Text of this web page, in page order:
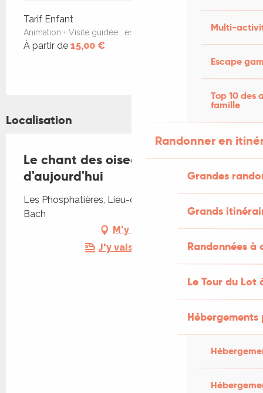
Multi-
Escape
Top 10 des
famille
Randonner en
Grandes
Grands
Randonnées
Le Tour du Lot
Tarif Enfant
Animation + Visite guidée : enfants de 8-14 ans
À partir de 15,00 €
Localisation
Le chant des oiseaux d'hier et
d'aujourd'hui
Les Phosphatières, Lieu-dit Cloup d'Aural, 46230
Bach
M'y rendre
J'y vais en train !